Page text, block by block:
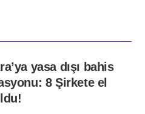
yasa dışı bahis
8 Şirkete el